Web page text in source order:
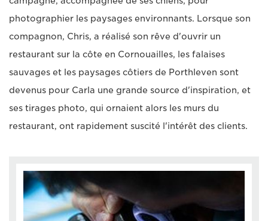
photographier les paysages environnants. Lorsque son
compagnon, Chris, a réalisé son rêve d'ouvrir un
restaurant sur la côte en Cornouailles, les falaises
sauvages et les paysages côtiers de Porthleven sont
devenus pour Carla une grande source d'inspiration, et
ses tirages photo, qui ornaient alors les murs du
restaurant, ont rapidement suscité l'intérêt des clients.